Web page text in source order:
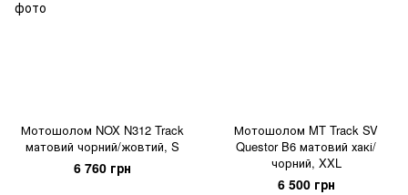
Мотошолом NOX N312 Track
матовий чорний/жовтий, S
6 760 грн
Мотошолом MT Track SV
Questor B6 матовий хакі/
чорний, XXL
6 500 грн